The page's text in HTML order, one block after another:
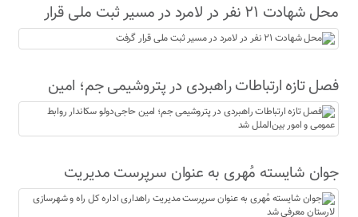
محل شهادت ۲۱ نفر در لامرد در مسیر ثبت ملی قرار
گرفت
فصل تازه ارتباطات راهبردی در پتروشیمی جم؛ امین
حاجی‌دولو سکاندار روابط عمومی و امور بین‌الملل شد
جوان شایسته مُهری به عنوان سرپرست مدیریت
راهداری اداره کل راه و شهرسازی لارستان معرفی شد